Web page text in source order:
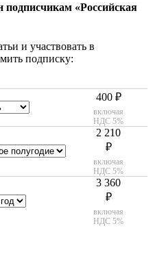
подписчикам «Российская
и участвовать в
подписку:
400 ₽
включая
НДС 5%
2 210
₽
включая
НДС 5%
3 360
₽
включая
НДС 5%